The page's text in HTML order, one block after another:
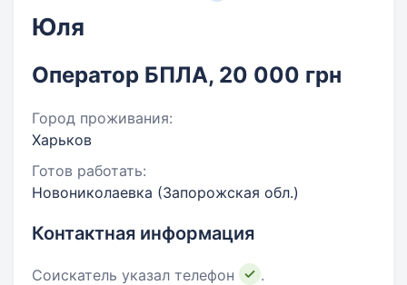
Юля
Оператор БПЛА, 20 000 грн
Город проживания:
Харьков
Готов работать:
Новониколаевка (Запорожская обл.)
Контактная информация
Соискатель указал телефон
.